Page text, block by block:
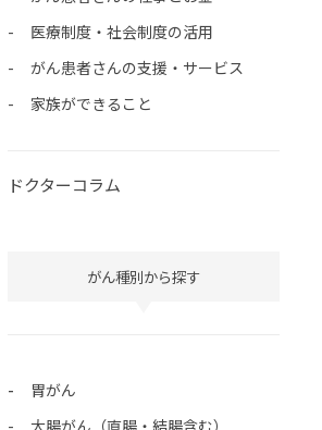
医療制度・社会制度の活用
がん患者さんの支援・サービス
家族ができること
ドクターコラム
がん種別から探す
胃がん
大腸がん（直腸・結腸含む）